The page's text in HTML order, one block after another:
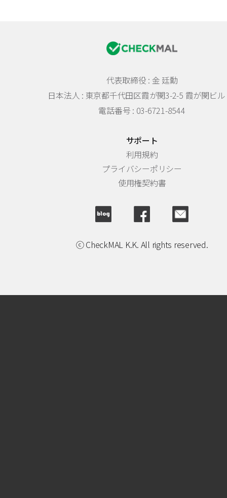
代表取締役 : 金 廷勳
日本法人 : 東京都千代田区霞が関3-2-5 霞が関ビル
電話番号 : 03-6721-8544
サポート
利用規約
プライバシーポリシー
使用権契約書
ⓒ CheckMAL K.K. All rights reserved.